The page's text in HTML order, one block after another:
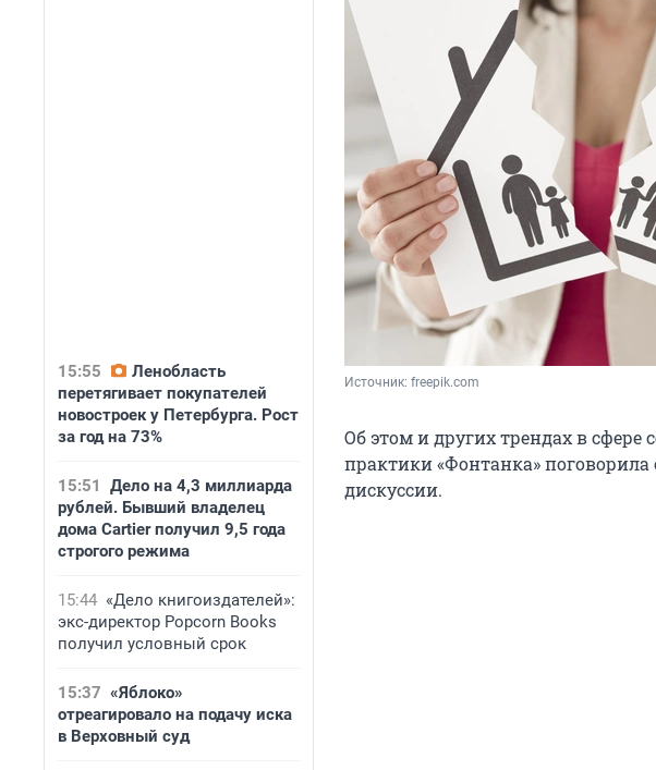
15:55
Ленобласть
перетягивает покупателей
новостроек у Петербурга. Рост
за год на 73%
15:51
Дело на 4,3 миллиарда
рублей. Бывший владелец
дома Cartier получил 9,5 года
строгого режима
15:44 «Дело книгоиздателей»:
экс-директор Popcorn Books
получил условный срок
15:37 «Яблоко»
отреагировало на подачу иска
в Верховный суд
Источник: freepik.com
Об этом и других трендах в сфере
практики «Фонтанка»
дискуссии.